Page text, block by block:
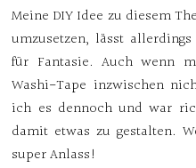
Meine DIY Idee zu diesem
umzusetzen, lässt
für Fantasie. Auch wenn
Washi-Tape inzwischen
ich es dennoch und war
damit etwas zu gestalten.
super Anlass!